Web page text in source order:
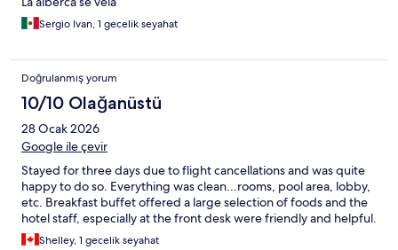
Sergio Ivan, 1 gecelik seyahat
Doğrulanmış yorum
10/10 Olağanüstü
28 Ocak 2026
Google ile çevir
Stayed for three days due to flight cancellations and was quite
happy to do so. Everything was clean...rooms, pool area, lobby,
etc. Breakfast buffet offered a large selection of foods and the
hotel staff, especially at the front desk were friendly and helpful.
Shelley, 1 gecelik seyahat